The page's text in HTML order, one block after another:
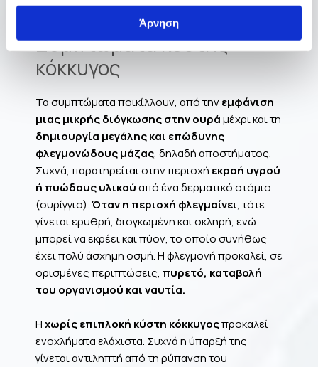
Άρνηση
Συμπτώματα κύστης
κόκκυγος
Τα συμπτώματα ποικίλλουν, από τηνεμφάνιση
μιας μικρής διόγκωσης στην ουράμέχρι και τη
δημιουργία μεγάλης και επώδυνης
φλεγμονώδους μάζας, δηλαδή αποστήματος.
Συχνά, παρατηρείται στην περιοχή εκροή υγρού
ή πυώδους υλικούαπό ένα δερματικό στόμιο
(συρίγγιο).Όταν η περιοχή φλεγμαίνει, τότε
γίνεται ερυθρή, διογκωμένη και σκληρή, ενώ
μπορεί να εκρέει και πύον, το οποίο συνήθως
έχει πολύ άσχημη οσμή. Η φλεγμονή προκαλεί, σε
ορισμένες περιπτώσεις, πυρετό, καταβολή
του οργανισμού και ναυτία.
Ηχωρίς επιπλοκή κύστη κόκκυγοςπροκαλεί
ενοχλήματα ελάχιστα. Συχνά η ύπαρξή της
γίνεται αντιληπτή από τη ρύπανση του